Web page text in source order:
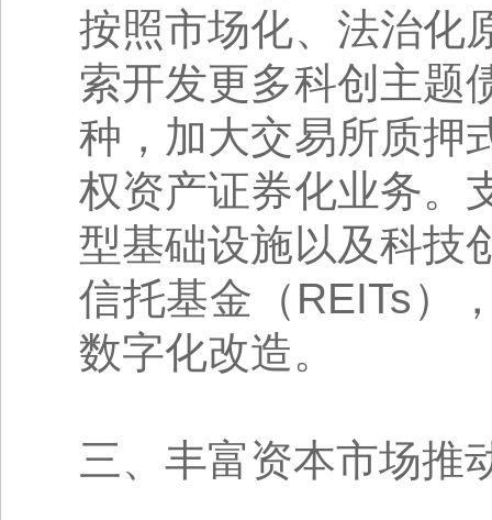
按照市场化、法治化
索开发更多科创主题
种，加大交易所质押
权资产证券化业务。
型基础设施以及科技
信托基金（REITs）
数字化改造。
三、丰富资本市场推